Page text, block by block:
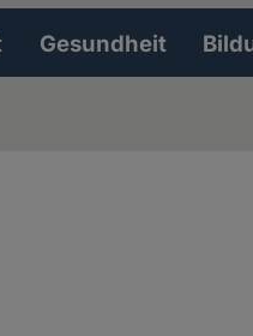
Gesundheit